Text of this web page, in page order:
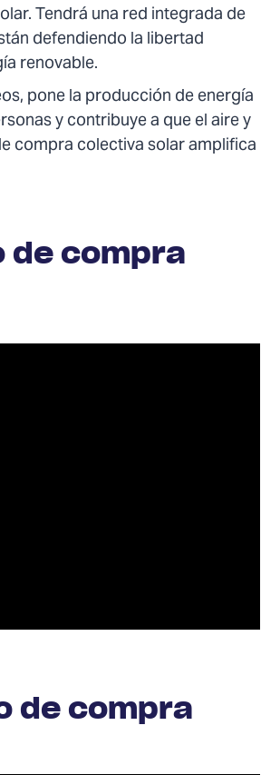
Tendrá una red integrada de
defendiendo la libertad
renovable.
pone la producción de energía
y contribuye a que el aire y
compra colectiva solar amplifica
de compra
de compra